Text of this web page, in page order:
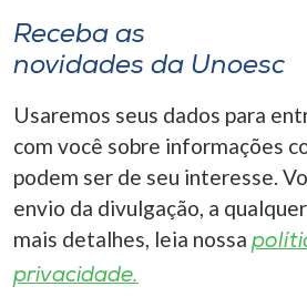
Receba as
novidades da Unoesc
Usaremos seus dados para
com você sobre informações
podem ser de seu interesse.
envio da divulgação, a
mais detalhes, leia nossa
privacidade.